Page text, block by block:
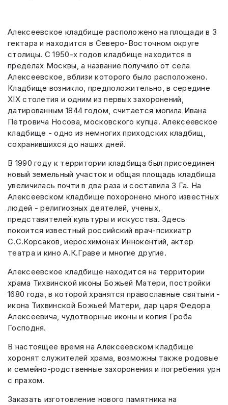
Алексеевское кладбище расположено на площади в 3
гектара и находится в Северо-Восточном округе
столицы. С 1950-х годов кладбище находится в
пределах Москвы, а название получило от села
Алексеевское, вблизи которого было расположено.
Кладбище возникло, предположительно, в середине
XIX столетия и одним из первых захоронений,
датированным 1844 годом, считается могила Ивана
Петровича Носова, московского купца. Алексеевское
кладбище - одно из немногих приходских кладбищ,
сохранившихся до наших дней.
В 1990 году к территории кладбища был присоединен
новый земельный участок и общая площадь кладбища
увеличилась почти в два раза и составила 3 Га. На
Алексеевском кладбище похоронено много известных
людей - религиозных деятелей, ученых,
представителей культуры и искусства. Здесь
покоится известный российский врач-психиатр
С.С.Корсаков, иеросхимонах Иннокентий, актер
театра и кино А.К.Граве и многие другие.
Алексеевское кладбище находится на территории
храма Тихвинской иконы Божьей Матери, постройки
1680 года, в которой хранятся православные святыни -
икона Тихвинской Божьей Матери, дар царя Федора
Алексеевича, чудотворные иконы и копия Гроба
Господня.
В настоящее время на Алексеевском кладбище
хоронят служителей храма, возможны также родовые
и семейно-родственные захоронения и погребения урн
с прахом.
Заказать изготовление нового памятника на